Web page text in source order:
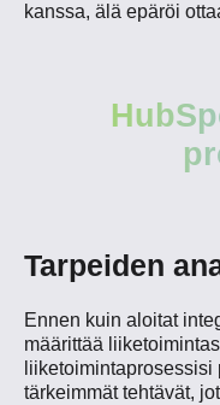
kanssa, älä epäröi
Tarpeiden
Ennen kuin aloitat
määrittää
tärkeimmät tehtävät,